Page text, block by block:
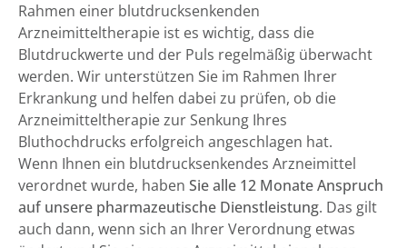
Rahmen einer blutdrucksenkenden
Arzneimitteltherapie ist es wichtig, dass die
Blutdruckwerte und der Puls regelmäßig überwacht
werden. Wir unterstützen Sie im Rahmen Ihrer
Erkrankung und helfen dabei zu prüfen, ob die
Arzneimitteltherapie zur Senkung Ihres
Bluthochdrucks erfolgreich angeschlagen hat.
Wenn Ihnen ein blutdrucksenkendes Arzneimittel
verordnet wurde, haben Sie alle 12 Monate Anspruch
auf unsere pharmazeutische Dienstleistung. Das gilt
auch dann, wenn sich an Ihrer Verordnung etwas